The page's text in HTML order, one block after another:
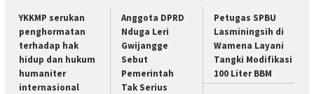
YKKMP serukan
penghormatan
terhadap hak
hidup dan hukum
humaniter
internasional
Anggota DPRD
Nduga Leri
Gwijangge
Sebut
Pemerintah
Tak Serius
Petugas SPBU
Lasminingsih di
Wamena Layani
Tangki Modifikasi
100 Liter BBM